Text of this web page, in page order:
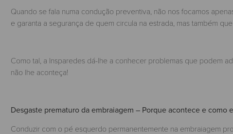
Quando se fala numa condução preventiva, não nos focamos
e garanta a segurança de quem circula na estrada, mas também
Como tal, a Insparedes dá-lhe a conhecer problemas que podem
não lhe aconteça!
Desgaste prematuro da embraiagem – Porque acontece e como
Conduzir com o pé esquerdo permanentemente na embraiagem